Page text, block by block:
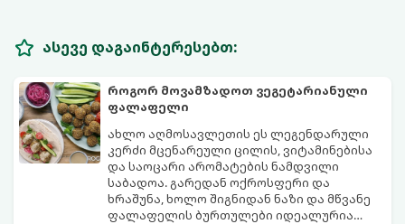
ასევე დაგაინტერესებთ:
როგორ მოვამზადოთ ვეგეტარიანული
ფალაფელი
ახლო აღმოსავლეთის ეს ლეგენდარული
კერძი მცენარეული ცილის, ვიტამინებისა
და საოცარი არომატების ნამდვილი
საბადოა. გარედან ოქროსფერი და
ხრაშუნა, ხოლო შიგნიდან ნაზი და მწვანე
ფალაფელის ბურთულები იდეალურია